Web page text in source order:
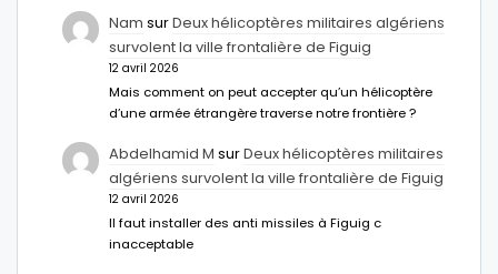
Nam surDeux hélicoptères militaires algériens
survolent la ville frontalière de Figuig
12 avril 2026
Mais comment on peut accepter qu’un hélicoptère
d’une armée étrangère traverse notre frontière ?
Abdelhamid M surDeux hélicoptères militaires
algériens survolent la ville frontalière de Figuig
12 avril 2026
Il faut installer des anti missiles à Figuig c
inacceptable